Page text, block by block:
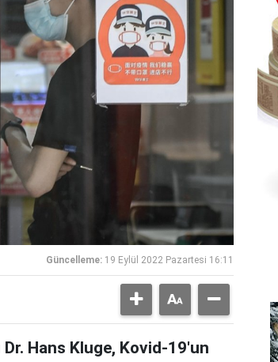
Güncelleme: 19 Eylül 2022 Pazartesi 16:11
Hans Kluge, Kovid-19'un